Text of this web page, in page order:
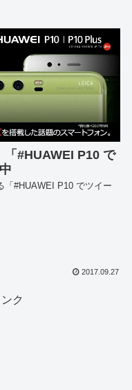
#HUAWEI P10 で
「#HUAWEI P10 でツイー
2017.09.27
ク